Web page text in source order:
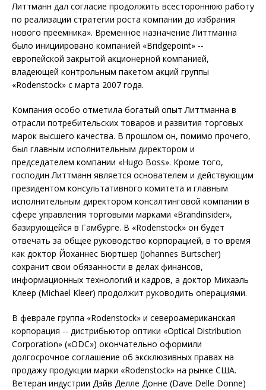
Литтманн дал согласие продолжить всестороннюю работу
по реализации стратегии роста компании до избрания
нового преемника». Временное назначение Литтманна
было инициировано компанией «Bridgepoint» --
европейской закрытой акционерной компанией,
владеющей контрольным пакетом акций группы
«Rodenstock» с марта 2007 года.
Компания особо отметила богатый опыт Литтманна в
отрасли потребительских товаров и развития торговых
марок высшего качества. В прошлом он, помимо прочего,
был главным исполнительным директором и
председателем компании «Hugo Boss». Кроме того,
господин Литтманн является основателем и действующим
президентом консультативного комитета и главным
исполнительным директором консалтинговой компании в
сфере управления торговыми марками «Brandinsider»,
базирующейся в Гамбурге. В «Rodenstock» он будет
отвечать за общее руководство корпорацией, в то время
как доктор Йоханнес Бюртшер (Johannes Burtscher)
сохранит свои обязанности в делах финансов,
информационных технологий и кадров, а доктор Михаэль
Клеер (Michael Kleer) продолжит руководить операциями.
В феврале группа «Rodenstock» и североамериканская
корпорация -- дистрибьютор оптики «Optical Distribution
Corporation» («ODC») окончательно оформили
долгосрочное соглашение об эксклюзивных правах на
продажу продукции марки «Rodenstock» на рынке США.
Ветеран индустрии Дэйв Делле Донне (Dave Delle Donne)